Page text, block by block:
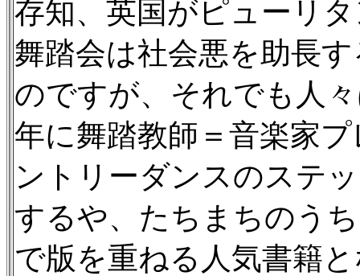
存知、英国がピューリ
舞踏会は社会悪を助長
のですが、それでも人
年に舞踏教師＝音楽家
ントリーダンスのステ
するや、たちまちのう
で版を重ねる人気書籍